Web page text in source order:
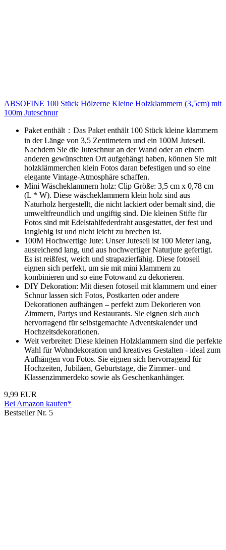
ABSOFINE 100 Stück Hölzerne Kleine Holzklammern (3,5cm) mit
100m Juteschnur
Paket enthält：Das Paket enthält 100 Stück kleine klammern
in der Länge von 3,5 Zentimetern und ein 100M Juteseil.
Nachdem Sie die Juteschnur an der Wand oder an einem
anderen gewünschten Ort aufgehängt haben, können Sie mit
holzklämmerchen klein Fotos daran befestigen und so eine
elegante Vintage-Atmosphäre schaffen.
Mini Wäscheklammern holz: Clip Größe: 3,5 cm x 0,78 cm
(L * W). Diese wäscheklammern klein holz sind aus
Naturholz hergestellt, die nicht lackiert oder bemalt sind, die
umweltfreundlich und ungiftig sind. Die kleinen Stifte für
Fotos sind mit Edelstahlfederdraht ausgestattet, der fest und
langlebig ist und nicht leicht zu brechen ist.
100M Hochwertige Jute: Unser Juteseil ist 100 Meter lang,
ausreichend lang, und aus hochwertiger Naturjute gefertigt.
Es ist reißfest, weich und strapazierfähig. Diese fotoseil
eignen sich perfekt, um sie mit mini klammern zu
kombinieren und so eine Fotowand zu dekorieren.
DIY Dekoration: Mit diesen fotoseil mit klammern und einer
Schnur lassen sich Fotos, Postkarten oder andere
Dekorationen aufhängen – perfekt zum Dekorieren von
Zimmern, Partys und Restaurants. Sie eignen sich auch
hervorragend für selbstgemachte Adventskalender und
Hochzeitsdekorationen.
Weit verbreitet: Diese kleinen Holzklammern sind die perfekte
Wahl für Wohndekoration und kreatives Gestalten - ideal zum
Aufhängen von Fotos. Sie eignen sich hervorragend für
Hochzeiten, Jubiläen, Geburtstage, die Zimmer- und
Klassenzimmerdeko sowie als Geschenkanhänger.
9,99 EUR
Bei Amazon kaufen*
Bestseller Nr. 5